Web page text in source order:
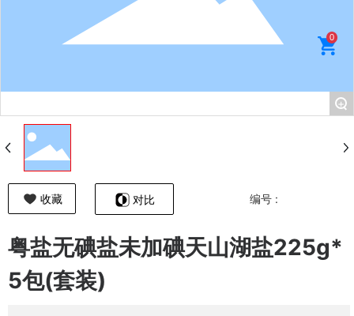
0
+
收藏 对比 编号 :
粤盐无碘盐未加碘天山湖盐225g*
5包(套装)